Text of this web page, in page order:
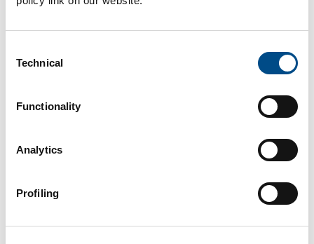
Selection
Technical
Functionality
Analytics
Profiling
CARRIER UOMO